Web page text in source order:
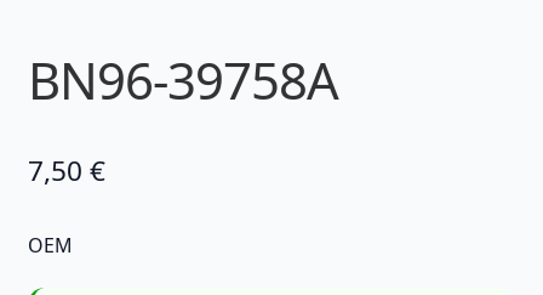
BN96-39758A
7,50 €
OEM